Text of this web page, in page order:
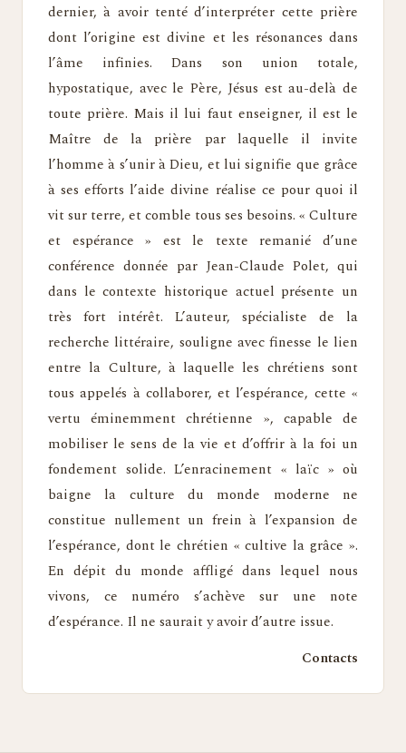
dernier, à avoir tenté d’interpréter cette prière
dont l’origine est divine et les résonances dans
l’âme infinies. Dans son union totale,
hypostatique, avec le Père, Jésus est au-delà de
toute prière. Mais il lui faut enseigner, il est le
Maître de la prière par laquelle il invite
l’homme à s’unir à Dieu, et lui signifie que grâce
à ses efforts l’aide divine réalise ce pour quoi il
vit sur terre, et comble tous ses besoins. « Culture
et espérance » est le texte remanié d’une
conférence donnée par Jean-Claude Polet, qui
dans le contexte historique actuel présente un
très fort intérêt. L’auteur, spécialiste de la
recherche littéraire, souligne avec finesse le lien
entre la Culture, à laquelle les chrétiens sont
tous appelés à collaborer, et l’espérance, cette «
vertu éminemment chrétienne », capable de
mobiliser le sens de la vie et d’offrir à la foi un
fondement solide. L’enracinement « laïc » où
baigne la culture du monde moderne ne
constitue nullement un frein à l’expansion de
l’espérance, dont le chrétien « cultive la grâce ».
En dépit du monde affligé dans lequel nous
vivons, ce numéro s’achève sur une note
d’espérance. Il ne saurait y avoir d’autre issue.
Contacts